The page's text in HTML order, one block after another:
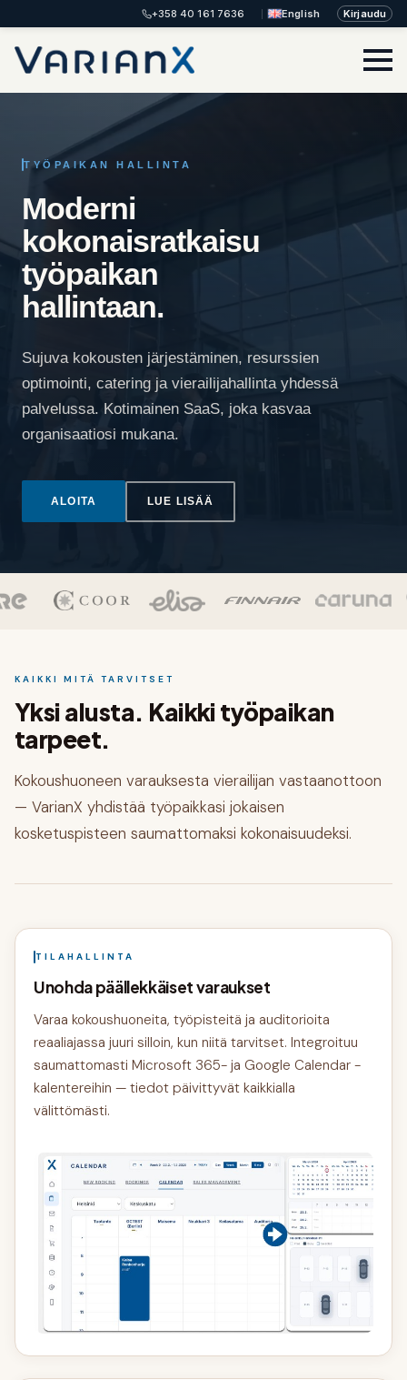
+358 40 161 7636 English Kirjaudu
TYÖPAIKAN HALLINTA
Moderni
kokonaisratkaisu
työpaikan
hallintaan.
Sujuva kokousten järjestäminen, resurssien
optimointi, catering ja vierailijahallinta yhdessä
palvelussa. Kotimainen SaaS, joka kasvaa
organisaatiosi mukana.
ALOITA LUE LISÄÄ
KAIKKI MITÄ TARVITSET
Yksi alusta. Kaikki työpaikan
tarpeet.
Kokoushuoneen varauksesta vierailijan vastaanottoon
— VarianX yhdistää työpaikkasi jokaisen
kosketuspisteen saumattomaksi kokonaisuudeksi.
TILAHALLINTA
Unohda päällekkäiset varaukset
Varaa kokoushuoneita, työpisteitä ja auditorioita
reaaliajassa juuri silloin, kun niitä tarvitset. Integroituu
saumattomasti Microsoft 365- ja Google Calendar -
kalentereihin — tiedot päivittyvät kaikkialla
välittömästi.